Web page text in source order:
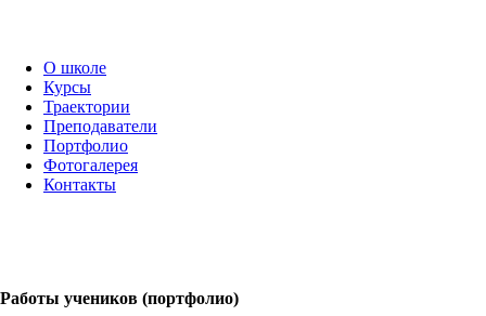
О школе
Курсы
Траектории
Преподаватели
Портфолио
Фотогалерея
Контакты
Работы учеников (портфолио)